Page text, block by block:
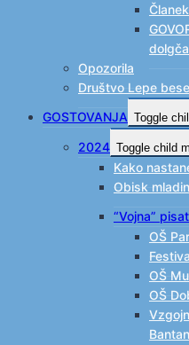
Opozorila
Društvo Lepe
GOSTOVANJA Toggle
2024 Toggle child
Kako
Obisk
“Vojna”
OŠ
OŠ
OŠ